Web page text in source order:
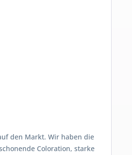
den Markt. Wir haben die
Coloration, starke